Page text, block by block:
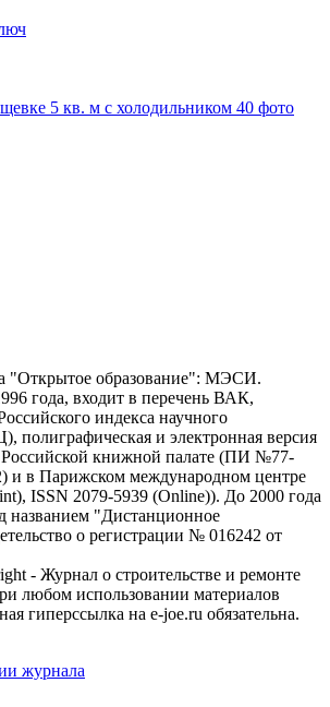
5 кв. м с холодильником 40 фото
"Открытое образование": МЭСИ.
года, входит в перечень ВАК,
индекса научного
полиграфическая и электронная версия
Российской книжной палате (ПИ №77-
и в Парижском международном центре
ISSN 2079-5939 (Online)). До 2000 года
названием "Дистанционное
о регистрации № 016242 от
- Журнал о строительстве и ремонте
любом использовании материалов
гиперссылка на e-joe.ru обязательна.
журнала